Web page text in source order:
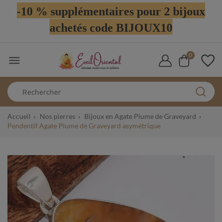
-10 % supplémentaires pour 2 bijoux
achetés code BIJOUX10
 0
Accueil Nos pierres
Bijoux en Agate Plume de Graveyard
Pendentif Agate Plume de Graveyard asymétrique